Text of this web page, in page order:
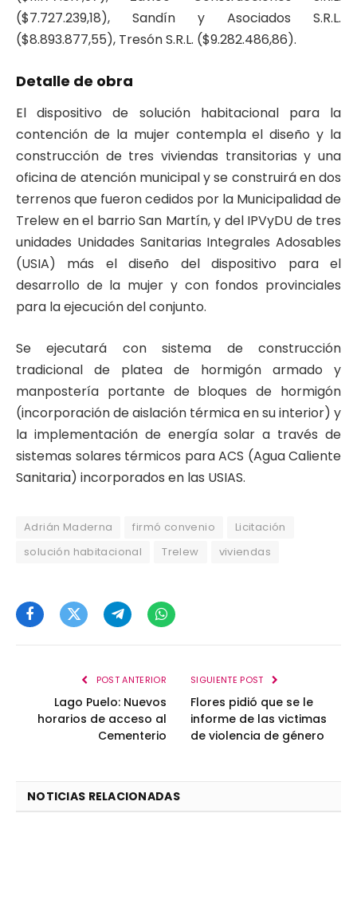
($7.727.239,18), Sandín y Asociados S.R.L.
($8.893.877,55), Tresón S.R.L. ($9.282.486,86).
Detalle de obra
El dispositivo de solución habitacional para la
contención de la mujer contempla el diseño y la
construcción de tres viviendas transitorias y una
oficina de atención municipal y se construirá en dos
terrenos que fueron cedidos por la Municipalidad de
Trelew en el barrio San Martín, y del IPVyDU de tres
unidades Unidades Sanitarias Integrales Adosables
(USIA) más el diseño del dispositivo para el
desarrollo de la mujer y con fondos provinciales
para la ejecución del conjunto.
Se ejecutará con sistema de construcción
tradicional de platea de hormigón armado y
manpostería portante de bloques de hormigón
(incorporación de aislación térmica en su interior) y
la implementación de energía solar a través de
sistemas solares térmicos para ACS (Agua Caliente
Sanitaria) incorporados en las USIAS.
Adrián Maderna firmó convenio
Licitación
solución habitacional
Trelew viviendas
FacebookTwitterTelegramWhatsApp
POST ANTERIOR
Lago Puelo: Nuevos
horarios de acceso al
Cementerio
SIGUIENTE POST
Flores pidió que se le
informe de las victimas
de violencia de género
NOTICIAS RELACIONADAS